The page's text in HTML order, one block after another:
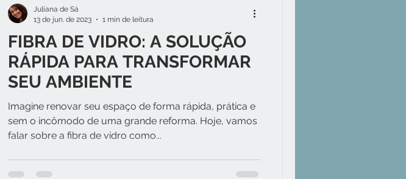
FIBRA DE VIDRO: A SOLUÇÃO
RÁPIDA PARA TRANSFORMAR
SEU AMBIENTE
Imagine renovar seu espaço de forma rápida, prática e
sem o incômodo de uma grande reforma. Hoje, vamos
falar sobre a fibra de vidro como...
Juliana de Sá
13 de jun. de 2023
1 min de leitura